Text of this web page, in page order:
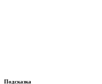
Подсказка